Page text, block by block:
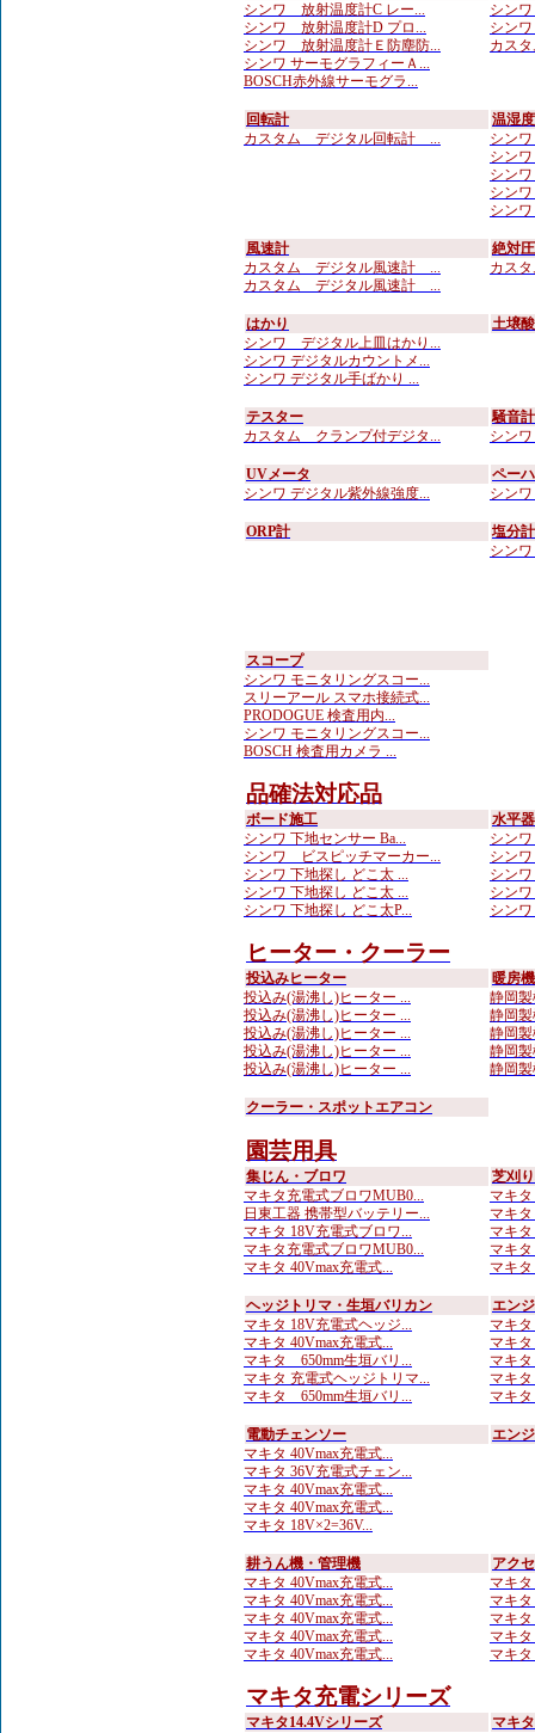
シンワ 放射温度計C レー...
シンワ 放射温度計D プロ...
シンワ 放射温度計Ｅ防塵防...
シンワ サーモグラフィーＡ...
BOSCH赤外線サーモグラ...
シン
シン
カス
回転計
カスタム デジタル回転計 ...
温湿
シン
シン
シン
シン
シン
風速計
カスタム デジタル風速計 ...
カスタム デジタル風速計 ...
絶対
カス
はかり
シンワ デジタル上皿はかり...
シンワ デジタルカウントメ...
シンワ デジタル手ばかり ...
土壌
テスター
カスタム クランプ付デジタ...
騒音計
シン
UVメータ
シンワ デジタル紫外線強度...
ペー
シン
ORP計
塩分計
シン
スコープ
シンワ モニタリングスコー...
スリーアール スマホ接続式...
PRODOGUE 検査用内...
シンワ モニタリングスコー...
BOSCH 検査用カメラ ...
品確法対応品
ボード施工
シンワ 下地センサー Ba...
シンワ ビスピッチマーカー...
シンワ 下地探し どこ太 ...
シンワ 下地探し どこ太 ...
シンワ 下地探し どこ太P...
水平
シン
シン
シン
シン
シン
ヒーター・クーラー
投込みヒーター
投込み(湯沸し)ヒーター ...
投込み(湯沸し)ヒーター ...
投込み(湯沸し)ヒーター ...
投込み(湯沸し)ヒーター ...
投込み(湯沸し)ヒーター ...
暖房
静岡
静岡
静岡
静岡
静岡
クーラー・スポットエアコン
園芸用具
集じん・ブロワ
マキタ充電式ブロワMUB0...
日東工器 携帯型バッテリー...
マキタ 18V充電式ブロワ...
マキタ充電式ブロワMUB0...
マキタ 40Vmax充電式...
芝刈
マキ
マキ
マキ
マキ
マキ
ヘッジトリマ・生垣バリカン
マキタ 18V充電式ヘッジ...
マキタ 40Vmax充電式...
マキタ 650mm生垣バリ...
マキタ 充電式ヘッジトリマ...
マキタ 650mm生垣バリ...
エン
マキ
マキ
マキ
マキ
マキ
電動チェンソー
マキタ 40Vmax充電式...
マキタ 36V充電式チェン...
マキタ 40Vmax充電式...
マキタ 40Vmax充電式...
マキタ 18V×2=36V...
エン
耕うん機・管理機
マキタ 40Vmax充電式...
マキタ 40Vmax充電式...
マキタ 40Vmax充電式...
マキタ 40Vmax充電式...
マキタ 40Vmax充電式...
アク
マキ
マキ
マキ
マキ
マキ
マキタ充電シリーズ
マキタ14.4Vシリーズ マキ